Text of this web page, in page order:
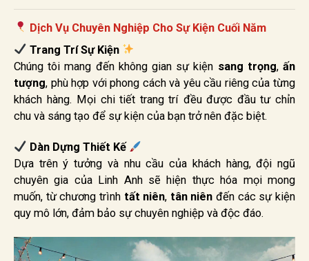
Dịch Vụ Chuyên Nghiệp Cho Sự Kiện Cuối Năm
Trang Trí Sự Kiện
Chúng tôi mang đến không gian sự kiện sang trọng,ấn
tượng, phù hợp với phong cách và yêu cầu riêng của từng
khách hàng. Mọi chi tiết trang trí đều được đầu tư chỉn
chu và sáng tạo để sự kiện của bạn trở nên đặc biệt.
Dàn Dựng Thiết Kế
Dựa trên ý tưởng và nhu cầu của khách hàng, đội ngũ
chuyên gia của Linh Anh sẽ hiện thực hóa mọi mong
muốn, từ chương trình tất niên, tân niên đến các sự kiện
quy mô lớn, đảm bảo sự chuyên nghiệp và độc đáo.